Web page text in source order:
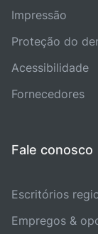
Impressão
Proteção do
Acessibilidade
Fornecedores
Fale conosco
Escritórios
Empregos &